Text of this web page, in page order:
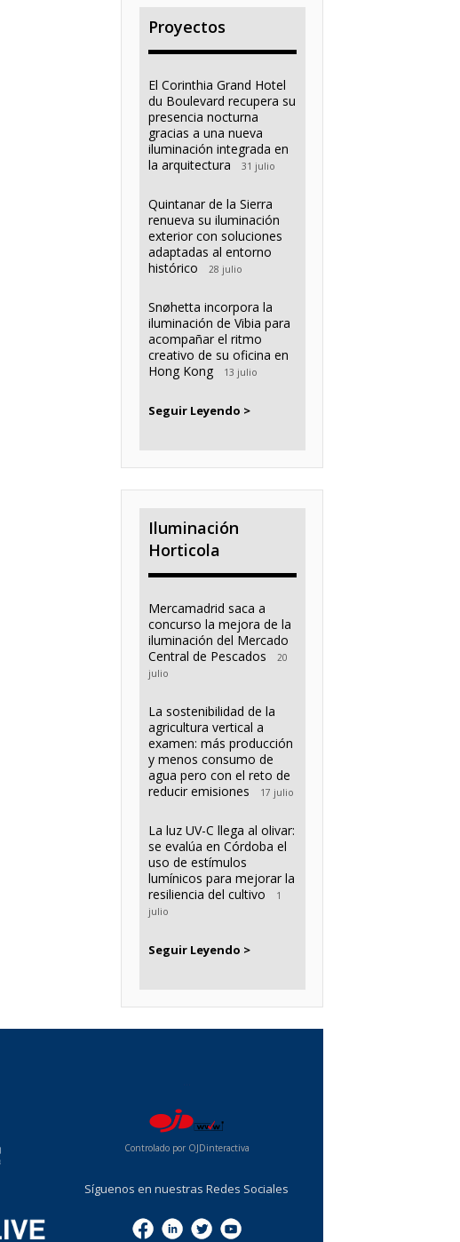
Proyectos
El Corinthia Grand Hotel
du Boulevard recupera su
presencia nocturna
gracias a una nueva
iluminación integrada en
la arquitectura
31 julio
Quintanar de la Sierra
renueva su iluminación
exterior con soluciones
adaptadas al entorno
histórico
28 julio
Snøhetta incorpora la
iluminación de Vibia para
acompañar el ritmo
creativo de su oficina en
Hong Kong
13 julio
Seguir Leyendo >
Iluminación
Horticola
Mercamadrid saca a
concurso la mejora de la
iluminación del Mercado
Central de Pescados
20
julio
La sostenibilidad de la
agricultura vertical a
examen: más producción
y menos consumo de
agua pero con el reto de
reducir emisiones
17 julio
La luz UV-C llega al olivar:
se evalúa en Córdoba el
uso de estímulos
lumínicos para mejorar la
resiliencia del cultivo
1
julio
Seguir Leyendo >
Controlado por OJDinteractiva
Síguenos en nuestras Redes Sociales